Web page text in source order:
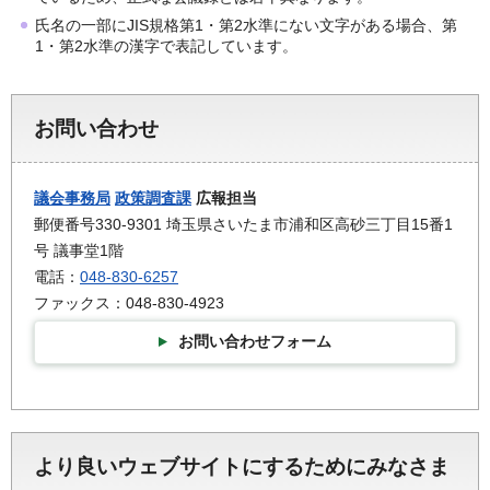
氏名の一部にJIS規格第1・第2水準にない文字がある場合、第
1・第2水準の漢字で表記しています。
お問い合わせ
議会事務局 政策調査課 広報担当
郵便番号330-9301 埼玉県さいたま市浦和区高砂三丁目15番1
号 議事堂1階
電話： 048-830-6257
ファックス：048-830-4923
お問い合わせフォーム
より良いウェブサイトにするためにみなさま